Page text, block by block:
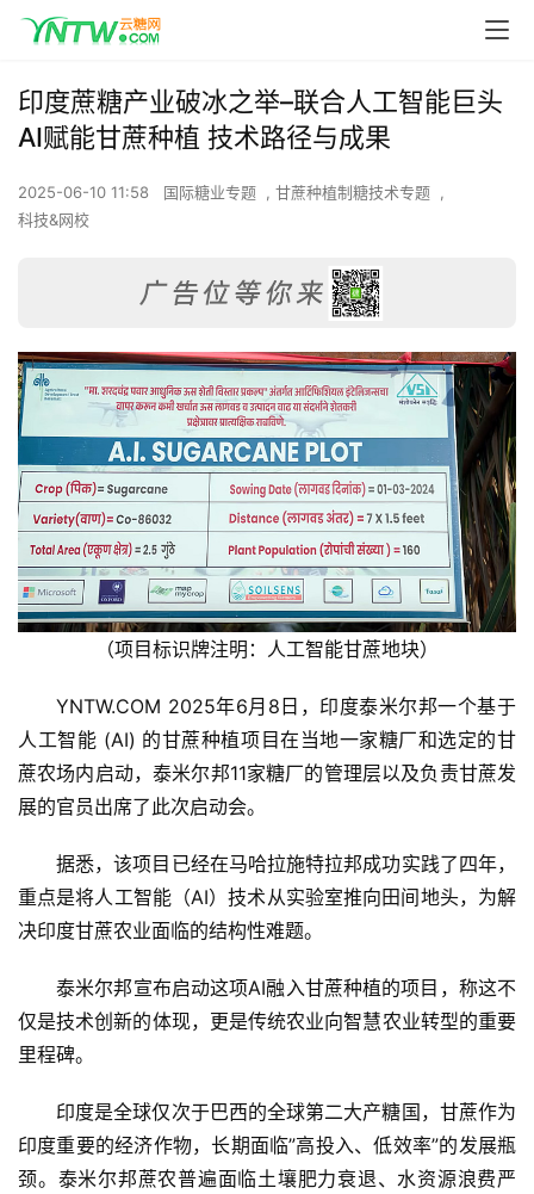
印度蔗糖产业破冰之举–联合人工智能巨头
AI赋能甘蔗种植 技术路径与成果
2025-06-10 11:58 国际糖业专题 , 甘蔗种植制糖技术专题
,
科技&网校
（项目标识牌注明：人工智能甘蔗地块）
YNTW.COM 2025年6月8日，印度泰米尔邦一个基于
人工智能 (AI) 的甘蔗种植项目在当地一家糖厂和选定的甘
蔗农场内启动，泰米尔邦11家糖厂的管理层以及负责甘蔗发
展的官员出席了此次启动会。
据悉，该项目已经在马哈拉施特拉邦成功实践了四年，
重点是将人工智能（AI）技术从实验室推向田间地头，为解
决印度甘蔗农业面临的结构性难题。
泰米尔邦宣布启动这项AI融入甘蔗种植的项目，称这不
仅是技术创新的体现，更是传统农业向智慧农业转型的重要
里程碑。
印度是全球仅次于巴西的全球第二大产糖国，甘蔗作为
印度重要的经济作物，长期面临”高投入、低效率”的发展瓶
颈。泰米尔邦蔗农普遍面临土壤肥力衰退、水资源浪费严